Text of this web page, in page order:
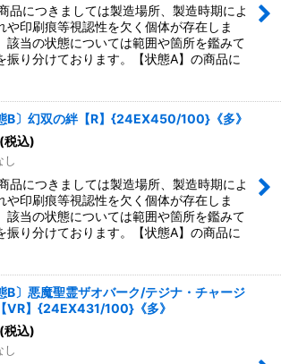
品につきましては製造場所、製造時期によ
や印刷痕等視認性を欠く個体が存在しま
当の状態については範囲や箇所を鑑みて
振り分けております。【状態A】の商品に
B〕幻双の絆【R】{24EX450/100}《多》
(税込)
し
品につきましては製造場所、製造時期によ
や印刷痕等視認性を欠く個体が存在しま
当の状態については範囲や箇所を鑑みて
振り分けております。【状態A】の商品に
B〕悪魔聖霊ザオバーク/テジナ・チャージ
VR】{24EX431/100}《多》
(税込)
し